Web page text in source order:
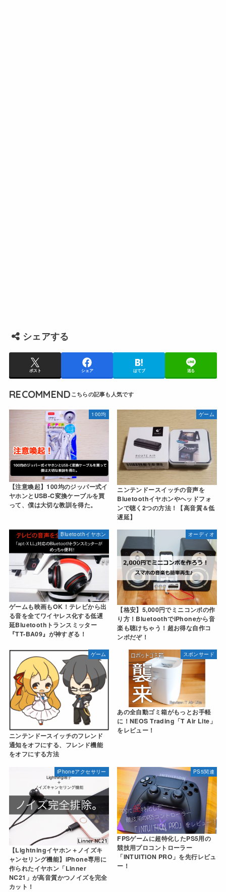
シェアする
ポスト シェア はてブ 送る
RECOMMEND
100均
【注意喚起】100均のジッパー式イ
ヤホンとUSB-C変換ケーブルを買
って、僕は大切な教訓を得た。
ゲーム
ニンテンドースイッチの音声を
Bluetoothイヤホンやヘッドフォ
ンで聴く2つの方法！【高音質＆低
遅延】
Bluetoothイヤホン
ゲームも映画もOK！テレビから出
る音を全てワイヤレス化する低遅
延Bluetoothトランスミッター
『TT-BA09』が神すぎる！
オーディオ
【格安】5,000円でミニコンポの作
り方！BluetoothでiPhoneから音
楽も聴けちゃう！超お得な自作コ
ンポだぞ！
ゲーム
ニンテンドースイッチのフレンド
通知をオフにする、フレンド機能
をオフにする方法
スポンサード
あの全自動ゴミ箱がもっとお手軽
に！NEOS Trading「T Air Lite」
をレビュー！
iPhoneアクセサリー
【Lightningイヤホン＋ノイズキ
ャンセリング機能】iPhone専用に
作られたイヤホン「Linner
NC21」が高音質かつノイズを完全
カット！
PS5関連
FPSゲームに超特化したPS5用の
競技用プロコントローラー
「INTUITION PRO」を先行レビュ
ー！